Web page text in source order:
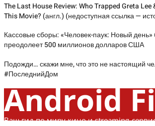
The Last House Review: Who Trapped Greta Lee
This Movie? (англ.) (недоступная ссылка —
Кассовые сборы: «Человек-паук: Новый день»
преодолеет 500 миллионов долларов США
Подожди… скажи мне, что это не настоящий
#ПоследнийДом
Android
Ваш гид по миру кино и streaming-